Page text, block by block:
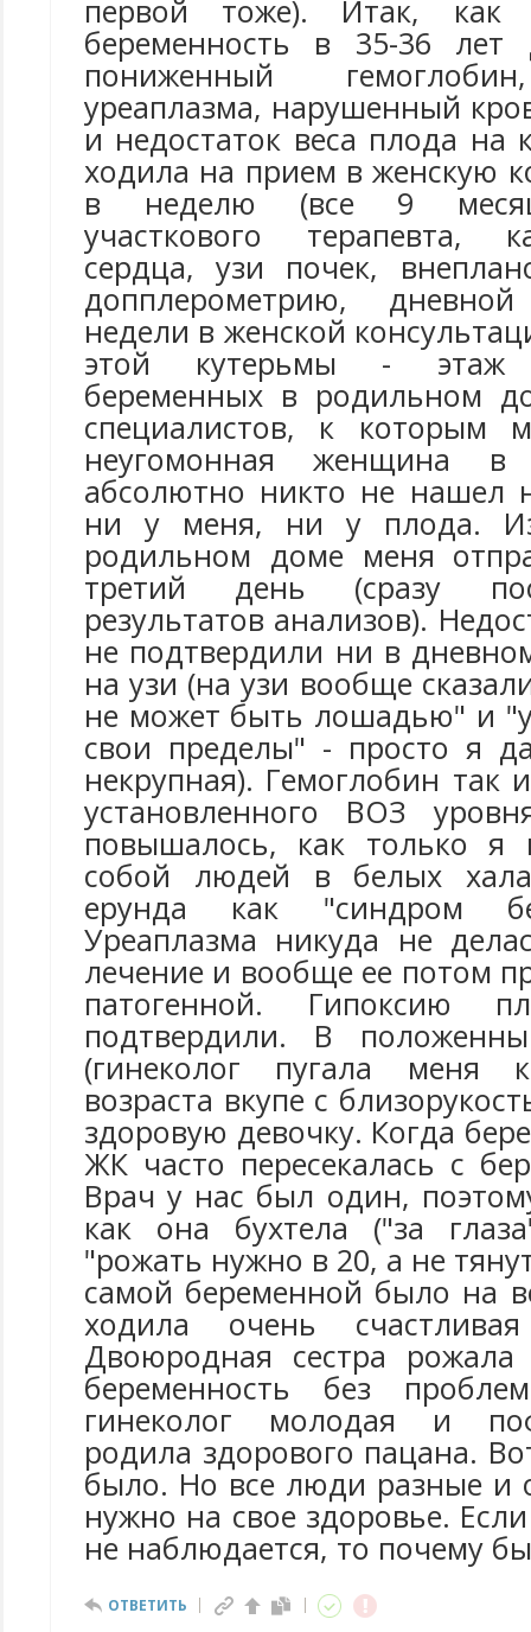
первой тоже). Итак, как
беременность в 35-36 лет
пониженный
уреаплазма, нарушенный
и недостаток веса плода на
ходила на прием в женскую
в неделю (все 9
участкового терапевта,
сердца, узи почек,
допплерометрию,
недели в женской
этой кутерьмы - этаж
беременных в родильном
специалистов, к которым
неугомонная женщина в
абсолютно никто не нашел
ни у меня, ни у плода.
родильном доме меня
третий день (сразу
результатов анализов).
не подтвердили ни в
на узи (на узи вообще
не может быть лошадью" и
свои пределы" - просто я
некрупная). Гемоглобин так
установленного ВОЗ
повышалось, как только я
собой людей в белых
ерунда как "синдром
Уреаплазма никуда не
лечение и вообще ее потом
патогенной. Гипоксию
подтвердили. В
(гинеколог пугала меня
возраста вкупе с
здоровую девочку. Когда
ЖК часто пересекалась с
Врач у нас был один,
как она бухтела ("за
"рожать нужно в 20, а не
самой беременной было на
ходила очень
Двоюродная сестра
беременность без
гинеколог молодая и
родила здорового пацана.
было. Но все люди разные и
нужно на свое здоровье.
не наблюдается, то почему
ОТВЕТИТЬ